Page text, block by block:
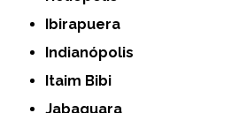
Ibirapuera
Indianópolis
Itaim Bibi
Jabaquara